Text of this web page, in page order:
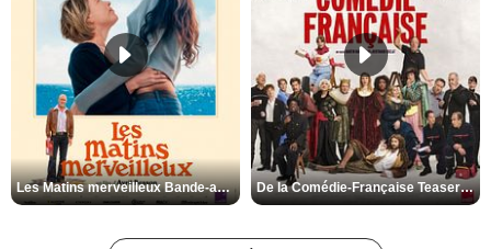
Les Matins merveilleux Bande-annonce VF De la Comédie-Française Teaser VF